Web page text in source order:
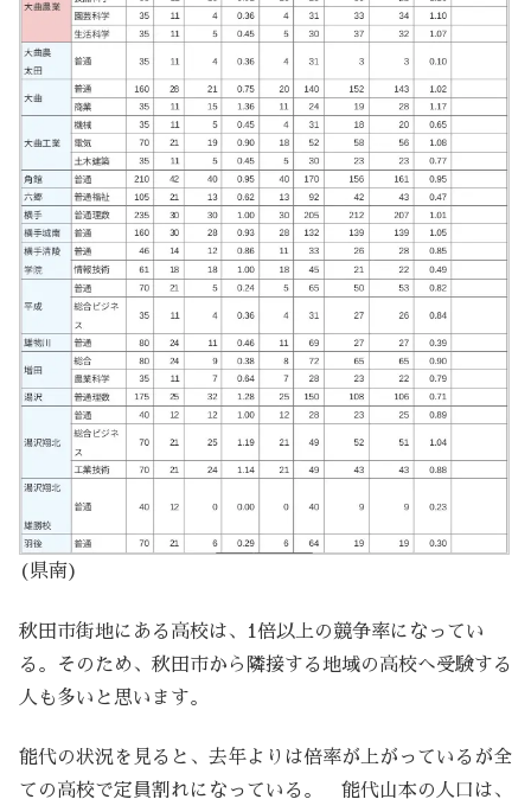
(県南)
秋田市街地にある高校は、1倍以上の競争率になってい
る。そのため、秋田市から隣接する地域の高校へ受験する
人も多いと思います。
能代の状況を見ると、去年よりは倍率が上がっているが全
ての高校で定員割れになっている。 能代山本の人口は、